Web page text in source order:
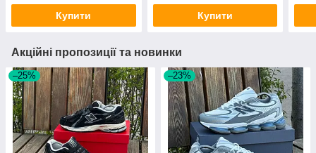
Купити Купити
Акційні пропозиції та новинки
–25% –23%